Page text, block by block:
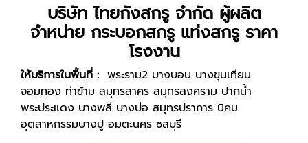
บริษัท ไทยกังสกรู จำกัด ผู้ผลิต
จำหน่าย กระบอกสกรู แท่งสกรู ราคา
โรงงาน
ให้บริการในพื้นที่ : พระราม2 บางบอน บางขุนเทียน
จอมทอง ท่าข้าม สมุทรสาคร สมุทรสงคราม ปากน้ำ
พระประแดง บางพลี บางบ่อ สมุทรปราการ นิคม
อุตสาหกรรมบางปู อมตะนคร ชลบุรี